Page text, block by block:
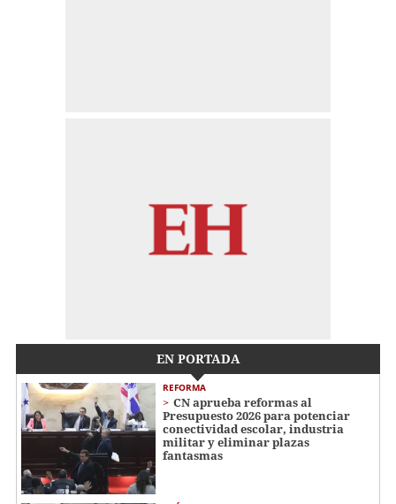
EN PORTADA
REFORMA
CN aprueba reformas al
Presupuesto 2026 para potenciar
conectividad escolar, industria
militar y eliminar plazas
fantasmas